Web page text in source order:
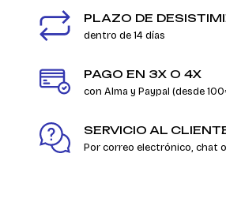
PLAZO DE
dentro de 14 días
PAGO EN 3X O 4X
con Alma y Paypal (desde
SERVICIO AL
Por correo electrónico, chat